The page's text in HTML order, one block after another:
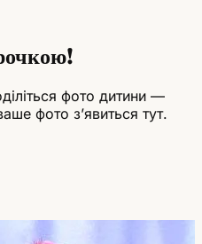
фото дитини —
фото зʼявиться тут.